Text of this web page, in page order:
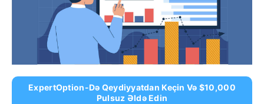
ExpertOption-Də Qeydiyyatdan Keçin Və $10,000
Pulsuz Əldə Edin